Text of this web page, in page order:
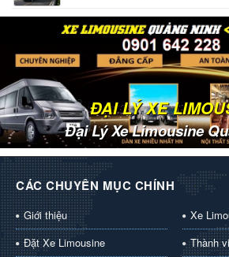
ĐẠI LÝ XE
Đại Lý Xe Limousine
CÁC CHUYÊN MỤC CHÍNH
Giới thiệu
Xe
Đặt Xe Limousine
Thành